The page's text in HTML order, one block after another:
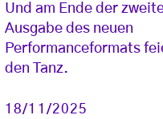
Und am Ende der
Ausgabe des neuen
Performanceformats
den Tanz.
18/11/2025